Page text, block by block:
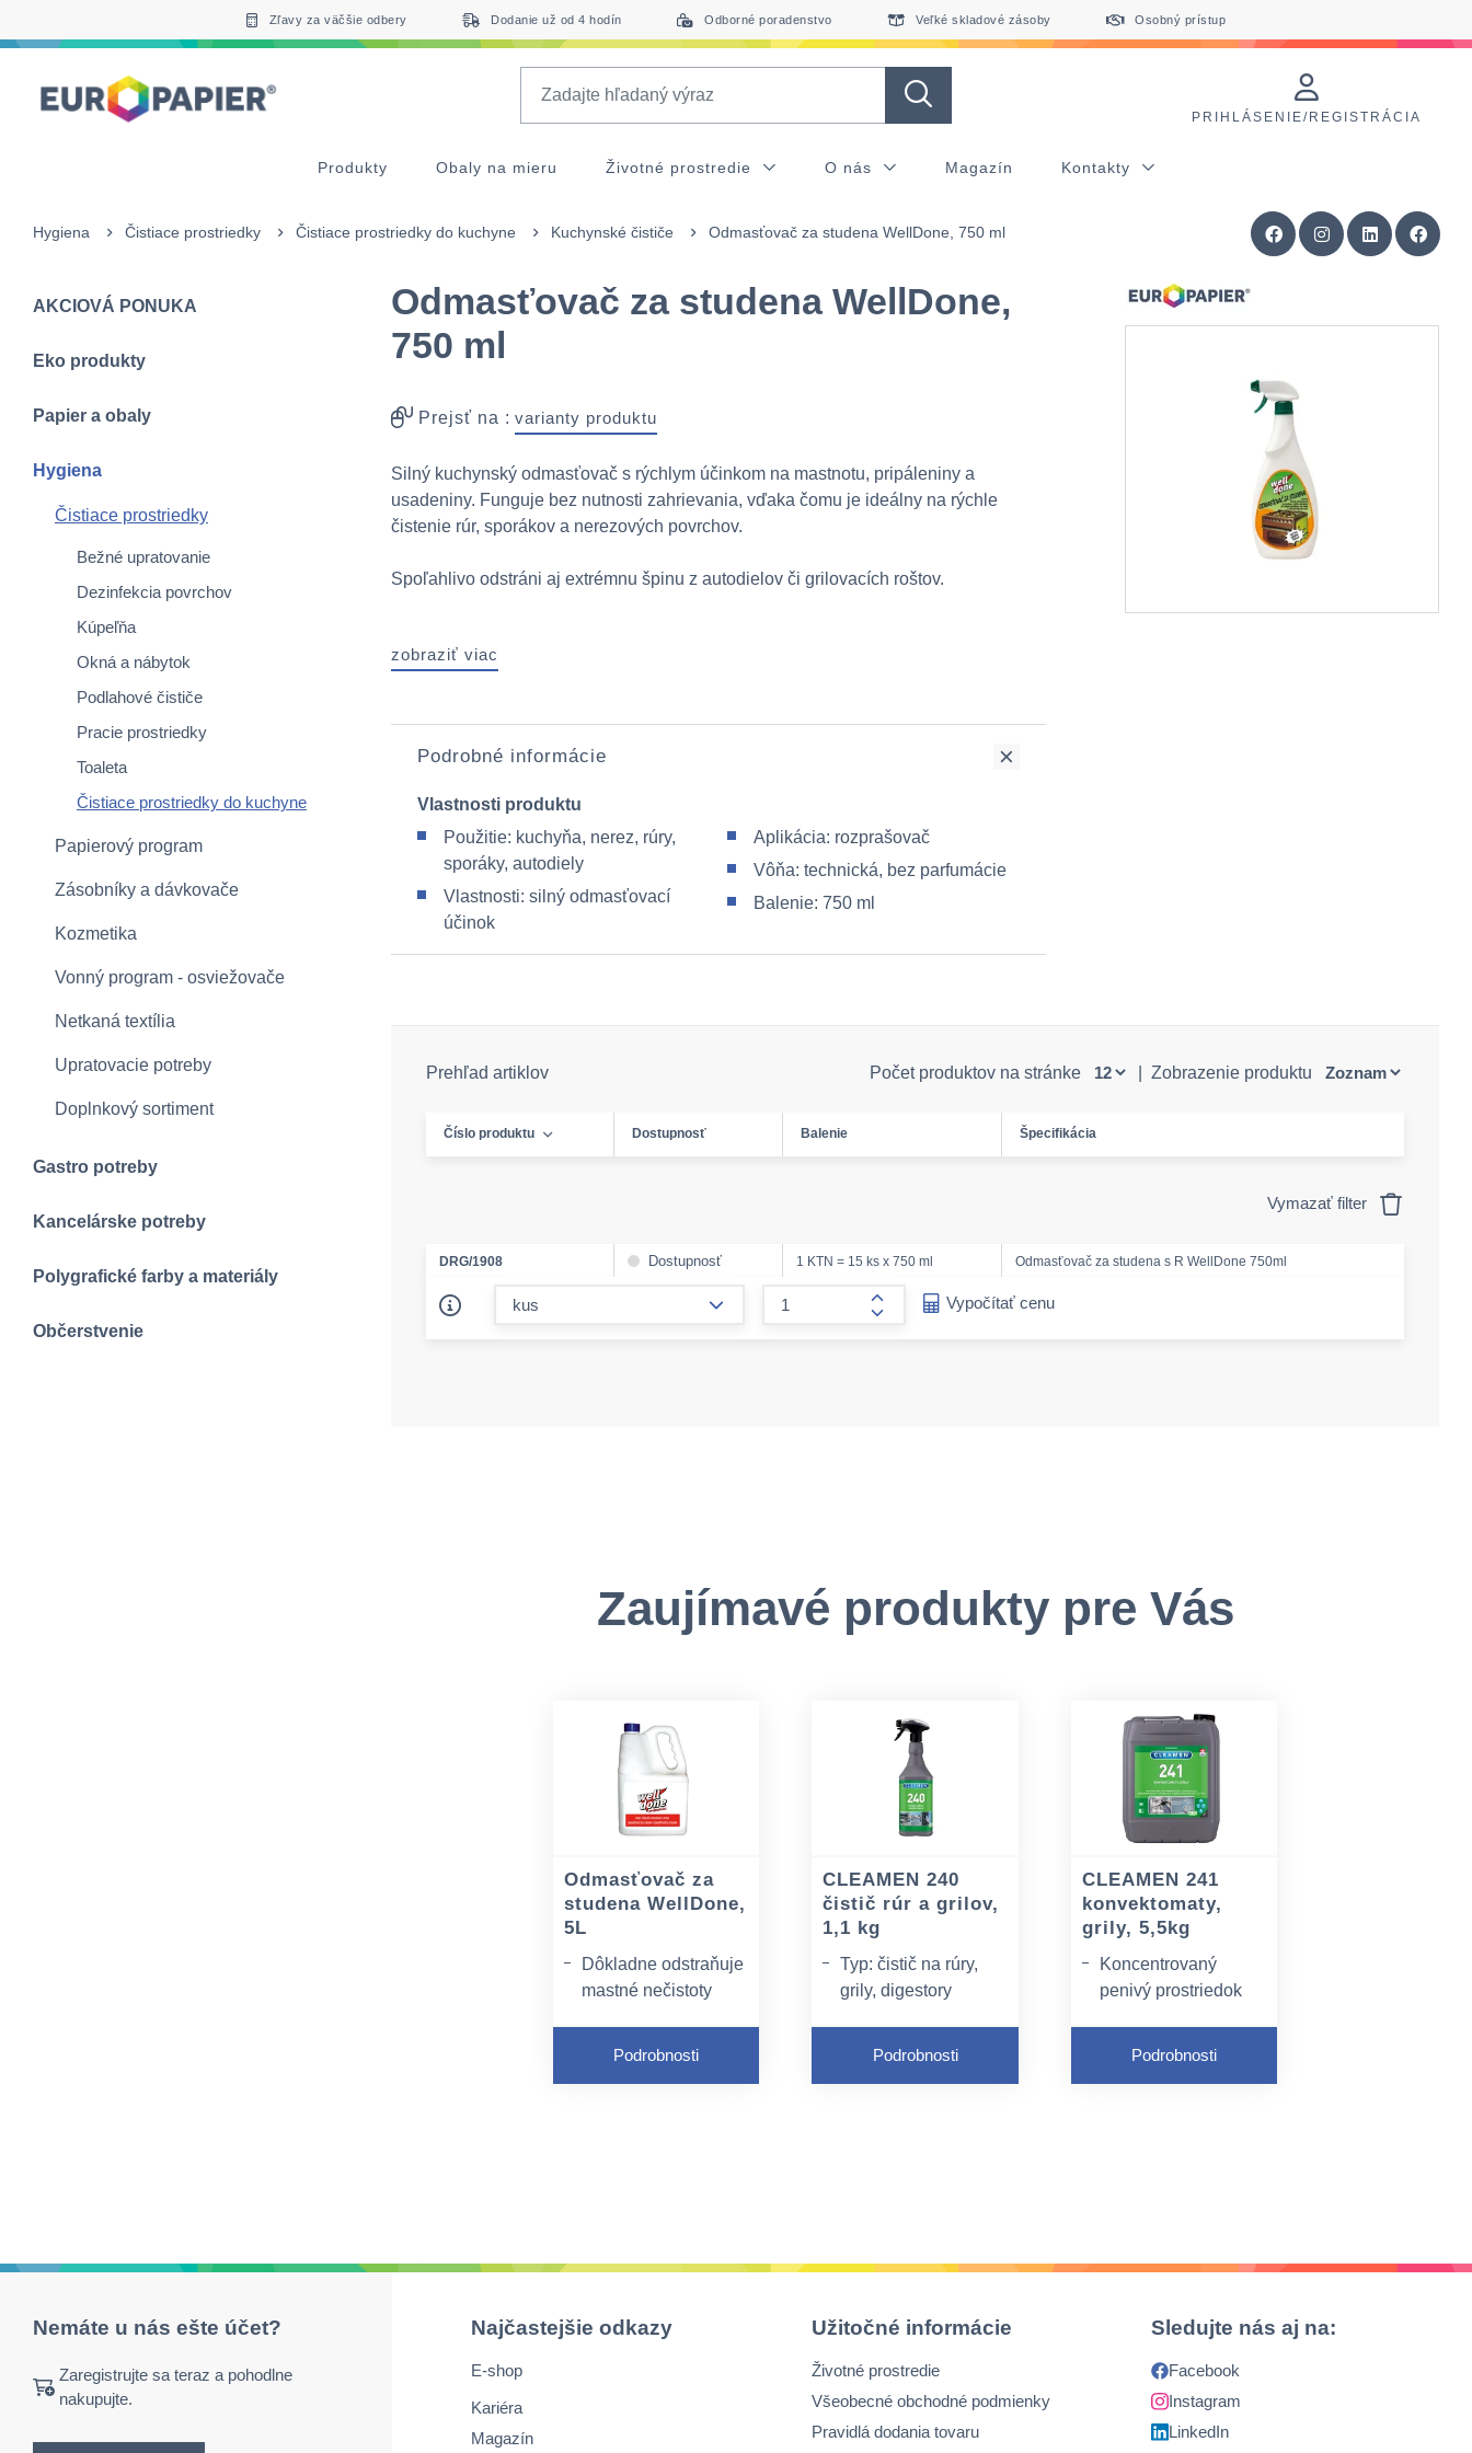
Zľavy za väčšie odbery Dodanie už od 4 hodín Odborné poradenstvo Veľké skladové zásoby Osobný prístup
PRIHLÁSENIE/REGISTRÁCIA
Produkty Obaly na mieru Životné prostredie O nás Magazín Kontakty
Hygiena Čistiace prostriedky Čistiace prostriedky do kuchyne Kuchynské čističe Odmasťovač za studena WellDone, 750 ml
AKCIOVÁ PONUKA
Eko produkty
Papier a obaly
Hygiena
Čistiace prostriedky
Bežné upratovanie
Dezinfekcia povrchov
Kúpeľňa
Okná a nábytok
Podlahové čističe
Pracie prostriedky
Toaleta
Čistiace prostriedky do kuchyne
Papierový program
Zásobníky a dávkovače
Kozmetika
Vonný program - osviežovače
Netkaná textília
Upratovacie potreby
Doplnkový sortiment
Gastro potreby
Kancelárske potreby
Polygrafické farby a materiály
Občerstvenie
Odmasťovač za studena WellDone,
750 ml
Prejsť na : varianty produktu
Silný kuchynský odmasťovač s rýchlym účinkom na mastnotu, pripáleniny a
usadeniny. Funguje bez nutnosti zahrievania, vďaka čomu je ideálny na rýchle
čistenie rúr, sporákov a nerezových povrchov.
Spoľahlivo odstráni aj extrémnu špinu z autodielov či grilovacích roštov.
zobraziť viac
Podrobné informácie
Vlastnosti produktu
Použitie: kuchyňa, nerez, rúry,
sporáky, autodiely
Vlastnosti: silný odmasťovací
účinok
Aplikácia: rozprašovač
Vôňa: technická, bez parfumácie
Balenie: 750 ml
Prehľad artiklov Počet produktov na stránke Zobrazenie produktu
Číslo produktu Dostupnosť Balenie Špecifikácia
Vymazať filter
DRG/1908 Dostupnosť 1 KTN = 15 ks x 750 ml Odmasťovač za studena s R WellDone 750ml
form.increase-amount
Vypočítať cenu
Zaujímavé produkty pre Vás
Odmasťovač za
studena WellDone,
5L
Dôkladne odstraňuje
mastné nečistoty
Na odstraňovanie
pripálenín a
Podrobnosti
CLEAMEN 240
čistič rúr a grilov,
1,1 kg
Typ: čistič na rúry,
grily, digestory
Aplikácia: neriedený,
rozprašovačom
Pôsobenie: 5–15
Podrobnosti
CLEAMEN 241
konvektomaty,
grily, 5,5kg
Koncentrovaný
penivý prostriedok
Na odstraňovanie
pripálenín
Na priame použitie
Podrobnosti
Nemáte u nás ešte účet?
Zaregistrujte sa teraz a pohodlne
nakupujte.
Najčastejšie odkazy
E-shop
Kariéra
Magazín
Užitočné informácie
Životné prostredie
Všeobecné obchodné podmienky
Pravidlá dodania tovaru
Sledujte nás aj na:
Facebook
Instagram
LinkedIn